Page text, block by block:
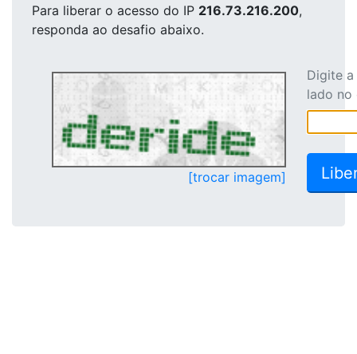
Para liberar o acesso do IP 216.73.216.200,
responda ao desafio abaixo.
[trocar imagem]
Digite
lado no